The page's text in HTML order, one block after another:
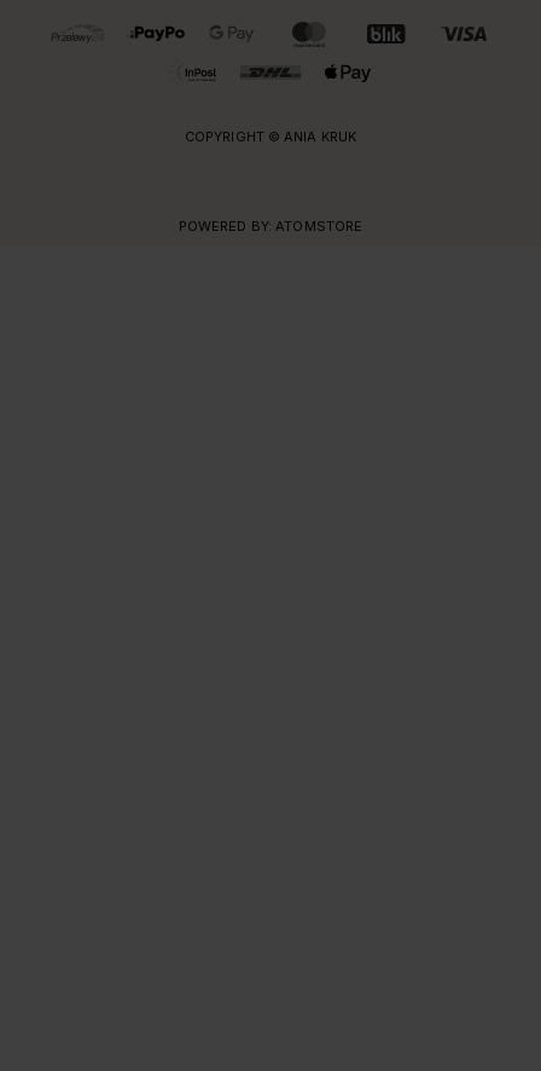
OBSŁUGIWANE FORMY PŁATNOŚCI I DOSTAWY
COPYRIGHT © ANIA KRUK
POWERED BY: ATOMSTORE